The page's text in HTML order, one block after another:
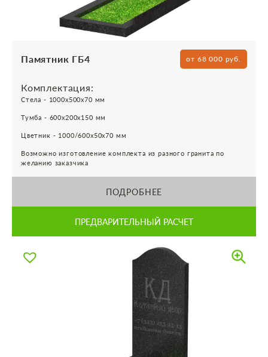
Памятник ГБ4 от 68 000 руб.
Комплектация:
Стела - 1000х500х70 мм
Тумба - 600х200х150 мм
Цветник - 1000/600х50х70 мм
Возможно изготовление комплекта из разного гранита по
желанию заказчика
ПОДРОБНЕЕ
ПРЕДВАРИТЕЛЬНЫЙ РАСЧЕТ